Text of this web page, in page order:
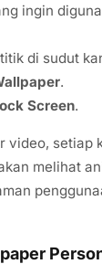
ingin
di sudut
.
Screen.
video, setiap
melihat